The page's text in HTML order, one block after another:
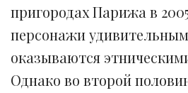
пригородах Парижа в
персонажи
оказываются
Однако во второй